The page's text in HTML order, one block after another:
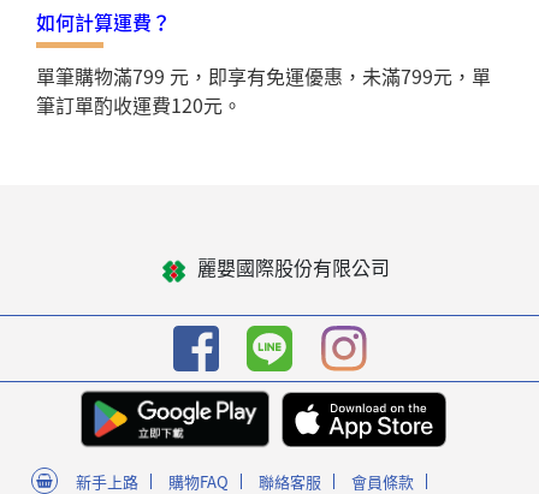
如何計算運費？
單筆購物滿799 元，即享有免運優惠，未滿799元，單
筆訂單酌收運費120元。
麗嬰國際股份有限公司
新手上路 購物FAQ 聯絡客服
會員條款